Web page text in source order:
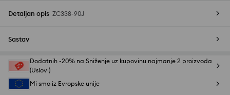
Detaljan opis ZC338-90J
Sastav
Dodatnih -20% na Sniženje uz kupovinu najmanje 2 proizvoda
(Uslovi)
Mi smo iz Evropske unije